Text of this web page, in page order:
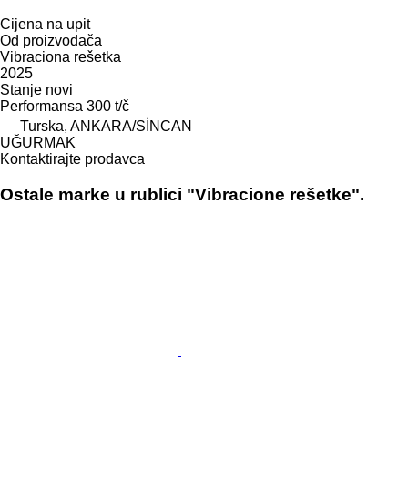
Cijena na upit
Od proizvođača
Vibraciona rešetka
2025
Stanje novi
Performansa 300 t/č
Turska, ANKARA/SİNCAN
UĞURMAK
Kontaktirajte prodavca
Ostale marke u rublici "Vibracione rešetke".